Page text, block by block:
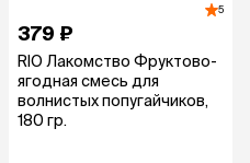
5
379 ₽
RIO Лакомство Фруктово-
ягодная смесь для
волнистых попугайчиков,
180 гр.